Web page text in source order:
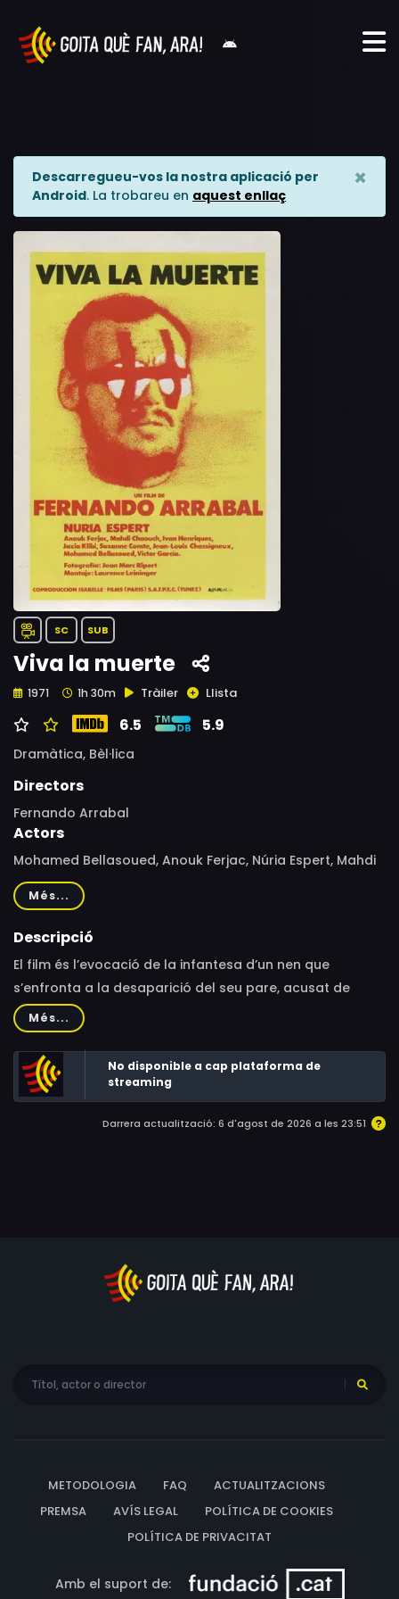
Descarregueu-vos la nostra aplicació per
Android. La trobareu en aquest enllaç
×
SC SUB
Viva la muerte
1971 1h 30m Tràiler Llista
6.5 5.9
Dramàtica, Bèl·lica
Directors
Fernando Arrabal
Actors
Mohamed Bellasoued, Anouk Ferjac, Núria Espert, Mahdi
Chaouch, Ivan Henriques, Jazia Klibi, Suzanne Comte,
Víctor García
Més...
Descripció
El film és l’evocació de la infantesa d’un nen que
s’enfronta a la desaparició del seu pare, acusat de
traïdor al final de la Guerra Civil Espanyola.
Més...
No disponible a cap plataforma de
streaming
Darrera actualització: 6 d'agost de 2026 a les 23:51
METODOLOGIA FAQ
ACTUALITZACIONS
PREMSA
AVÍS LEGAL
POLÍTICA DE COOKIES
POLÍTICA DE PRIVACITAT
Amb el suport de: